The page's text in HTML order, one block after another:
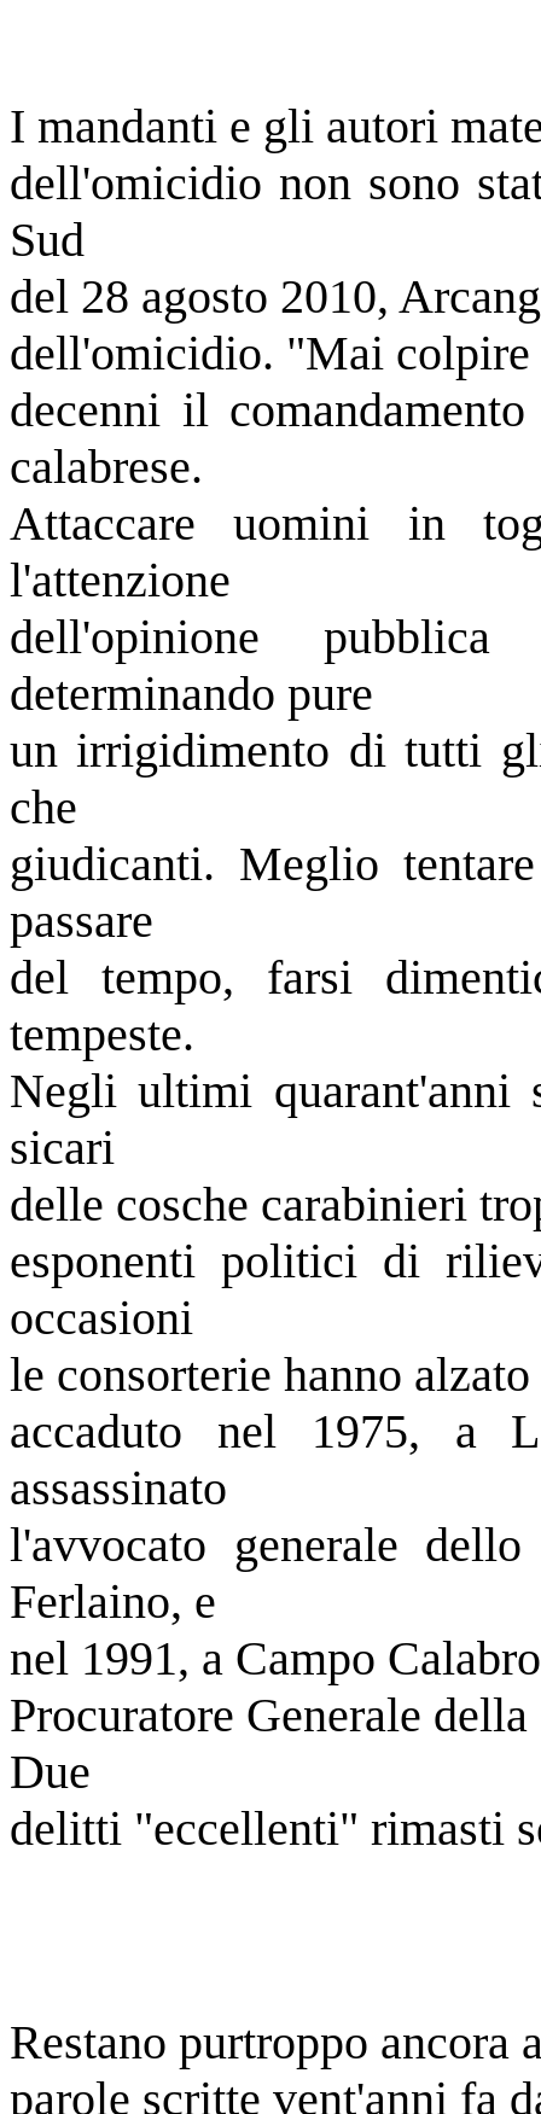
I mandanti e gli autori
dell'omicidio non sono
Sud
del 28 agosto 2010,
dell'omicidio. "Mai colpire
decenni il
calabrese.
Attaccare uomini in
l'attenzione
dell'opinione
determinando pure
un irrigidimento di tutti
che
giudicanti. Meglio
passare
del tempo, farsi
tempeste.
Negli ultimi quarant'anni
sicari
delle cosche carabinieri
esponenti politici di
occasioni
le consorterie hanno
accaduto nel 1975, a
assassinato
l'avvocato generale
Ferlaino, e
nel 1991, a Campo
Procuratore Generale
Due
delitti "eccellenti" rimasti
Restano purtroppo ancora
parole scritte vent'anni fa